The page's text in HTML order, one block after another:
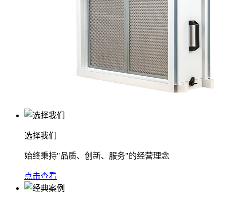
选择我们
始终秉持"品质、创新、服务"的经营理念
点击查看